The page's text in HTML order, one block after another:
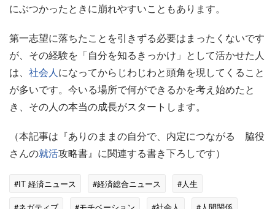
にぶつかったときに崩れやすいこともあります。
第一志望に落ちたことを引きずる必要はまったくないです
が、その経験を「自分を知るきっかけ」として活かせた人
は、 社会人になってからじわじわと頭角を現してくること
が多いです。今いる場所で何ができるかを考え始めたと
き、その人の本当の成長がスタートします。
（本記事は『ありのままの自分で、内定につながる 脇役
さんの就活攻略書』に関連する書き下ろしです）
#IT 経済ニュース #経済総合ニュース
#人生